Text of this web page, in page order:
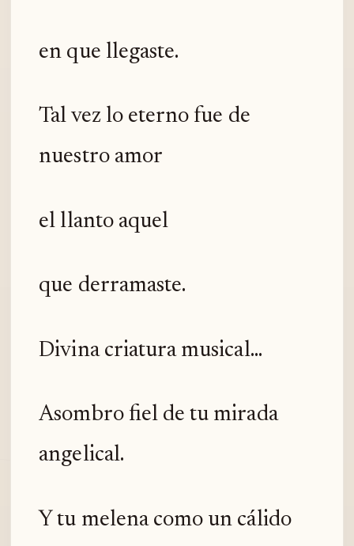
en que llegaste.
Tal vez lo eterno fue de
nuestro amor
el llanto aquel
que derramaste.
Divina criatura musical...
Asombro fiel de tu mirada
angelical.
Y tu melena como un cálido